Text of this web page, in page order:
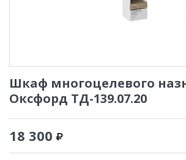
Шкаф многоцелевого
Оксфорд ТД-139.07.20
18 300